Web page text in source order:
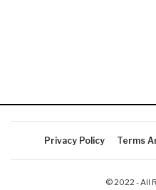
Privacy Policy Terms
© 2022 - All